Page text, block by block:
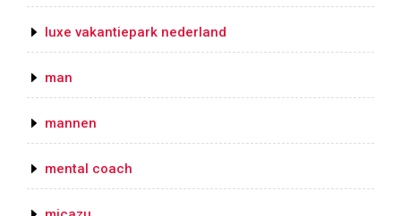
luxe vakantiepark nederland
man
mannen
mental coach